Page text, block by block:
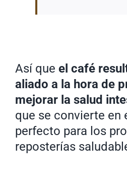
Así que el café
aliado a la hora de
mejorar la salud
que se convierte en
perfecto para los
reposterías